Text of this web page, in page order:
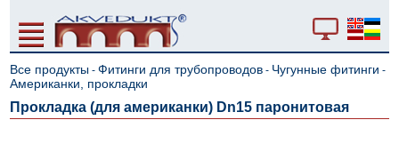
Все продукты -Фитинги для трубопроводов - Чугунные фитинги -
Американки, прокладки
Прокладка (для американки) Dn15 паронитовая